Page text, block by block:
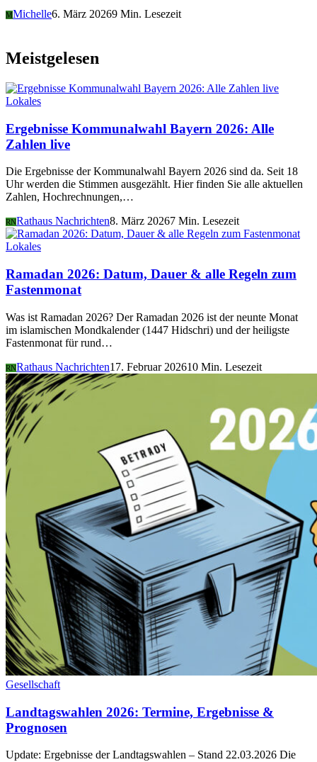
MMichelle6. März 20269 Min. Lesezeit
Meistgelesen
Lokales
Ergebnisse Kommunalwahl Bayern 2026: Alle
Zahlen live
Die Ergebnisse der Kommunalwahl Bayern 2026 sind da. Seit 18
Uhr werden die Stimmen ausgezählt. Hier finden Sie alle aktuellen
Zahlen, Hochrechnungen,…
RNRathaus Nachrichten8. März 20267 Min. Lesezeit
Lokales
Ramadan 2026: Datum, Dauer & alle Regeln zum
Fastenmonat
Was ist Ramadan 2026? Der Ramadan 2026 ist der neunte Monat
im islamischen Mondkalender (1447 Hidschri) und der heiligste
Fastenmonat für rund…
RNRathaus Nachrichten17. Februar 202610 Min. Lesezeit
Gesellschaft
Landtagswahlen 2026: Termine, Ergebnisse &
Prognosen
Update: Ergebnisse der Landtagswahlen – Stand 22.03.2026 Die